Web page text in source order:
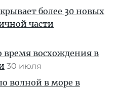
более 30 новых
части
время восхождения в
30 июля
волной в море в